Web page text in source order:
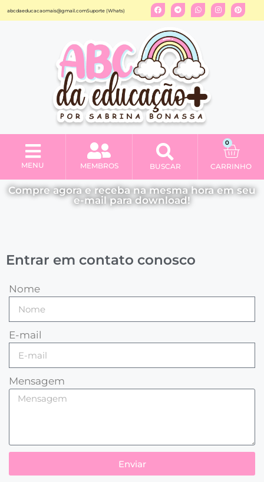
abcdaeducacaomais@gmail.comSuporte (Whats)
MENU MEMBROS BUSCAR
0
CARRINHO
Compre agora e receba na mesma hora em seu
e-mail para download!
Entrar em contato conosco
Nome
E-mail
Mensagem
Enviar